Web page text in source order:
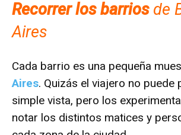
Recorrer los barriosde
Aires
Cada barrio es una pequeña
Aires. Quizás el viajero no puede
simple vista, pero los
notar los distintos matices y